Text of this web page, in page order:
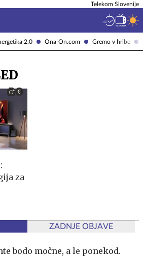
2.0 Ona-On.com Gremo v hribe
Telekom Slovenije
za
ZADNJE OBJAVE
bodo močne, a le ponekod.